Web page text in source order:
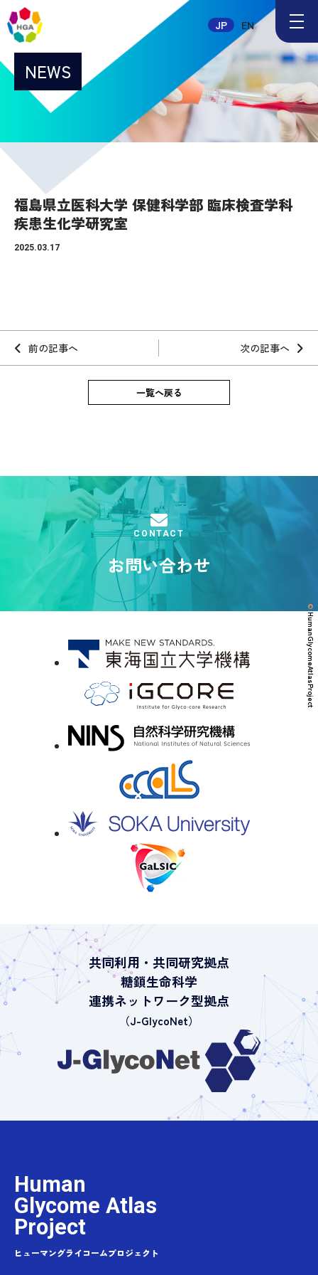
JP EN
メ
ュ
ー
タ
ン
NEWS
福島県立医科大学 保健科学部 臨床検査学科
疾患生化学研究室
2025.03.17
前の記事へ 次の記事へ
一覧へ戻る
CONTACT
お問い合わせ
共同利用・共同研究拠点
糖鎖生命科学
連携ネットワーク型拠点
（J-GlycoNet）
Human
Glycome Atlas
Project
ヒューマングライコームプロジェクト
© HumanGlycomeAtlasProject